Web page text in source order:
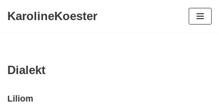
KarolineKoester
Dialekt
Liliom